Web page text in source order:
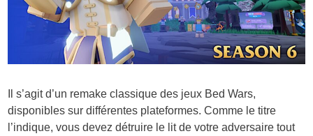
Il s’agit d’un remake classique des jeux Bed Wars,
disponibles sur différentes plateformes. Comme le titre
l’indique, vous devez détruire le lit de votre adversaire tout